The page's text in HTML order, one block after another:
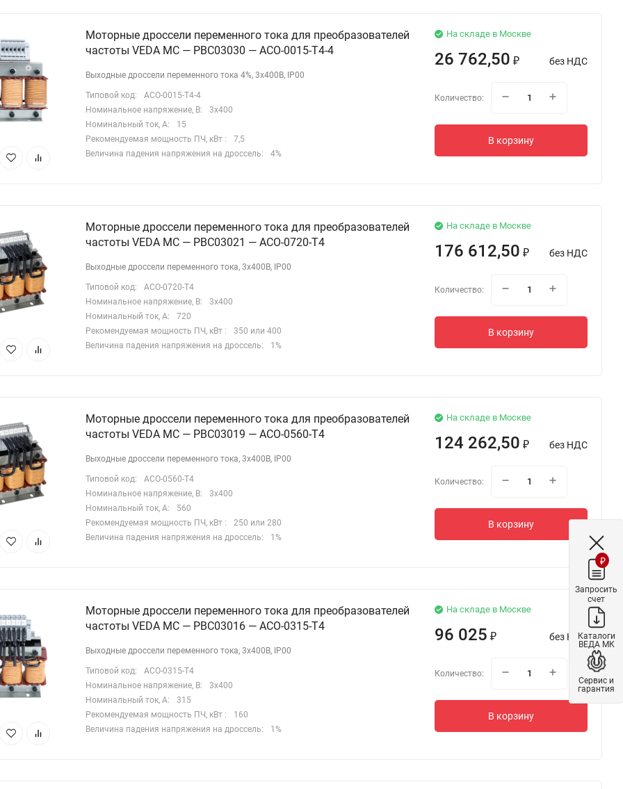
Моторные дроссели переменного тока для преобразователей
частоты VEDA MC — PBC03030 — ACO-0015-T4-4
Выходные дроссели переменного тока 4%, 3х400В, IP00
Типовой код:
ACO-0015-T4-4
Номинальное напряжение, В:
3х400
Номинальный ток, А:
15
Рекомендуемая мощность ПЧ, кВт :
7,5
Величина падения напряжения на дроссель:
4%
На складе в Москве
26 762,50 ₽ без НДС
Количество:
В корзину
Моторные дроссели переменного тока для преобразователей
частоты VEDA MC — PBC03021 — ACO-0720-T4
Выходные дроссели переменного тока, 3х400В, IP00
Типовой код:
ACO-0720-T4
Номинальное напряжение, В:
3х400
Номинальный ток, А:
720
Рекомендуемая мощность ПЧ, кВт :
350 или 400
Величина падения напряжения на дроссель:
1%
На складе в Москве
176 612,50 ₽ без НДС
Количество:
В корзину
Моторные дроссели переменного тока для преобразователей
частоты VEDA MC — PBC03019 — ACO-0560-T4
Выходные дроссели переменного тока, 3х400В, IP00
Типовой код:
ACO-0560-T4
Номинальное напряжение, В:
3х400
Номинальный ток, А:
560
Рекомендуемая мощность ПЧ, кВт :
250 или 280
Величина падения напряжения на дроссель:
1%
На складе в Москве
124 262,50 ₽ без НДС
Количество:
В корзину
Моторные дроссели переменного тока для преобразователей
частоты VEDA MC — PBC03016 — ACO-0315-T4
Выходные дроссели переменного тока, 3х400В, IP00
Типовой код:
ACO-0315-T4
Номинальное напряжение, В:
3х400
Номинальный ток, А:
315
Рекомендуемая мощность ПЧ, кВт :
160
Величина падения напряжения на дроссель:
1%
На складе в Москве
96 025 ₽ без НДС
Количество:
В корзину
₽
Запросить
счет
Каталоги
ВЕДА МК
Сервис и
гарантия